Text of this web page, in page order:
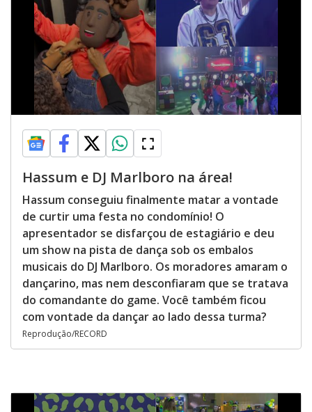
Hassum e DJ Marlboro na área!
Hassum conseguiu finalmente matar a vontade
de curtir uma festa no condomínio! O
apresentador se disfarçou de estagiário e deu
um show na pista de dança sob os embalos
musicais do DJ Marlboro. Os moradores amaram o
dançarino, mas nem desconfiaram que se tratava
do comandante do game. Você também ficou
com vontade da dançar ao lado dessa turma?
Reprodução/RECORD